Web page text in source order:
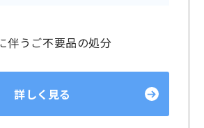
伴うご不要品の処分
詳しく見る